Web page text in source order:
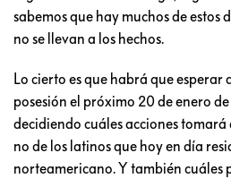
sabemos que hay muchos de estos
no se llevan a los hechos.
Lo cierto es que habrá que esperar
posesión el próximo 20 de enero
decidiendo cuáles acciones
no de los latinos que hoy en día
norteamericano. Y también cuáles